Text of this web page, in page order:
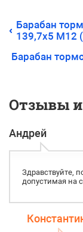
Барабан
139,7х5 М12
Барабан
Отзывы и
Андрей
Здравствуйте,
допустимая на